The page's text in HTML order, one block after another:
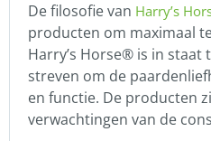
De filosofie van Harry’s
producten om maximaal
Harry’s Horse® is in
streven om de
en functie. De producten
verwachtingen van de